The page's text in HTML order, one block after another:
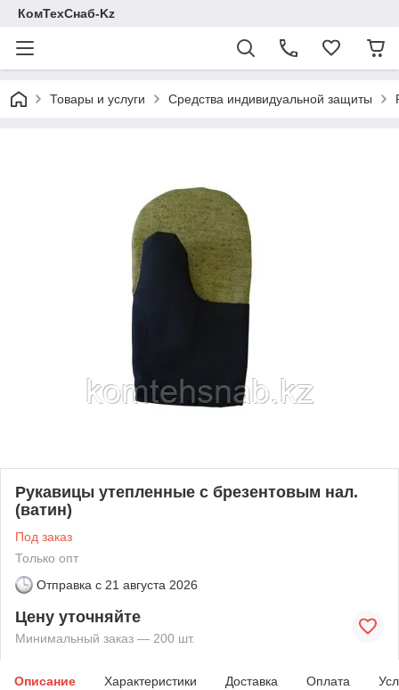
КомТехСнаб-Kz
Товары и услуги Средства индивидуальной защиты
Рукавицы утепленные с брезентовым нал.
(ватин)
Под заказ
Только опт
Отправка с 21 августа 2026
Цену уточняйте
Минимальный заказ — 200 шт.
Описание Характеристики Доставка Оплата